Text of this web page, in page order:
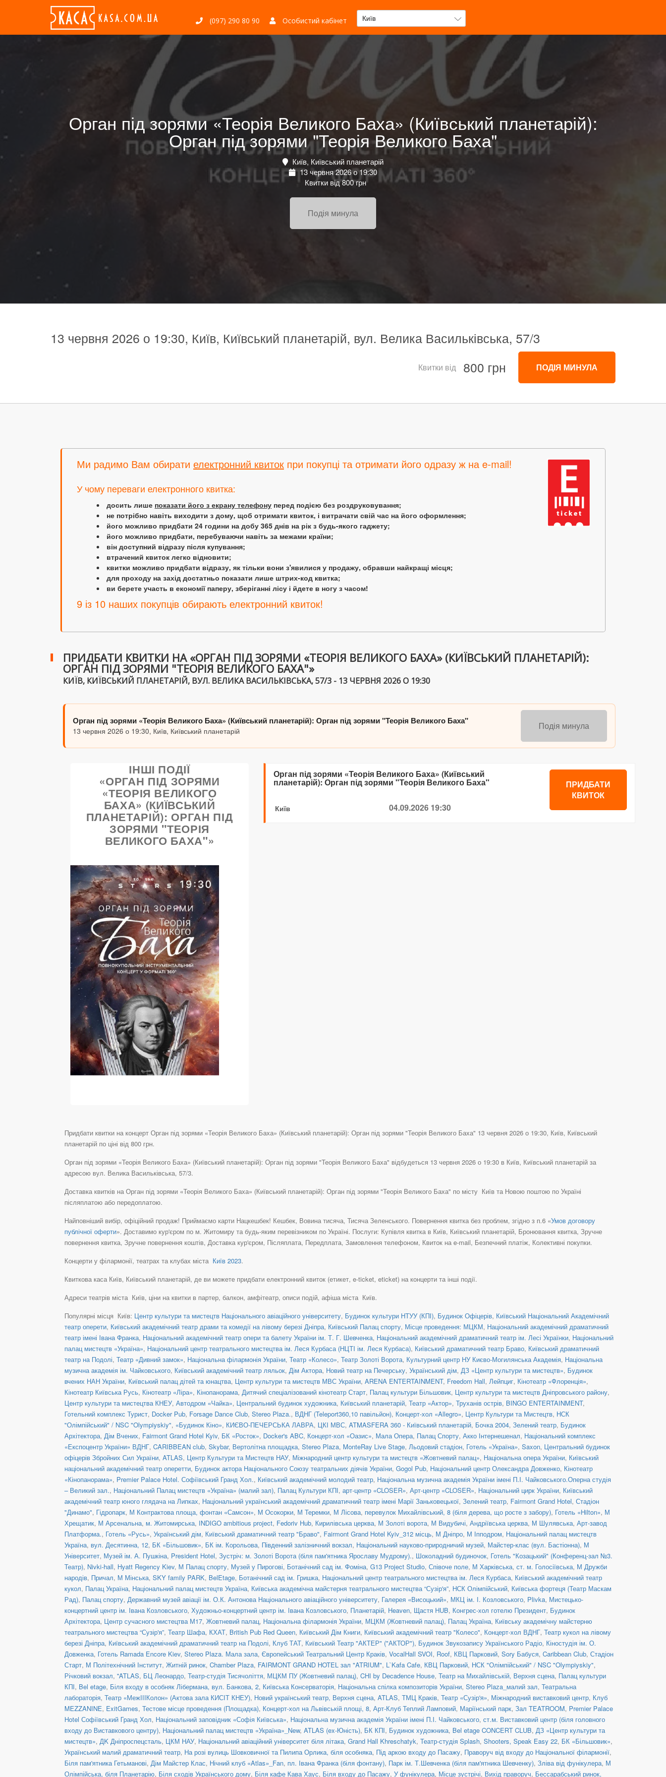
(097) 290 80 90 Особистий кабінет Київ
Орган під зорями «Теорія Великого Баха» (Київський планетарій):
Орган під зорями "Теорія Великого Баха"
Київ, Київський планетарій
13 червня 2026 о 19:30
Квитки від 800 грн
Подія минула
13 червня 2026 о 19:30, Київ, Київський планетарій, вул. Велика Васильківська, 57/3
Квитки від 800 грн ПОДІЯ МИНУЛА
Ми радимо Вам обирати електронний квиток при покупці та отримати його одразу ж на e-mail!
У чому переваги електронного квитка:
досить лише показати його з екрану телефону перед подією без роздруковування;
не потрібно навіть виходити з дому, щоб отримати квиток, і витрачати свій час на його оформлення;
його можливо придбати 24 години на добу 365 днів на рік з будь-якого гаджету;
його можливо придбати, перебуваючи навіть за межами країни;
він доступний відразу після купування;
втрачений квиток легко відновити;
квитки можливо придбати відразу, як тільки вони з'явилися у продажу, обравши найкращі місця;
для проходу на захід достатньо показати лише штрих-код квитка;
ви берете участь в економії паперу, зберіганні лісу і йдете в ногу з часом!
9 із 10 наших покупців обирають електронний квиток!
ПРИДБАТИ КВИТКИ НА «ОРГАН ПІД ЗОРЯМИ «ТЕОРІЯ ВЕЛИКОГО БАХА» (КИЇВСЬКИЙ ПЛАНЕТАРІЙ):
ОРГАН ПІД ЗОРЯМИ "ТЕОРІЯ ВЕЛИКОГО БАХА"»
КИЇВ, КИЇВСЬКИЙ ПЛАНЕТАРІЙ, ВУЛ. ВЕЛИКА ВАСИЛЬКІВСЬКА, 57/3 - 13 ЧЕРВНЯ 2026 О 19:30
Орган під зорями «Теорія Великого Баха» (Київський планетарій): Орган під зорями "Теорія Великого Баха"
13 червня 2026 о 19:30, Київ, Київський планетарій Подія минула
ІНШІ ПОДІЇ
«ОРГАН ПІД ЗОРЯМИ
«ТЕОРІЯ ВЕЛИКОГО
БАХА» (КИЇВСЬКИЙ
ПЛАНЕТАРІЙ): ОРГАН ПІД
ЗОРЯМИ "ТЕОРІЯ
ВЕЛИКОГО БАХА"»
Орган під зорями «Теорія Великого Баха» (Київський
планетарій): Орган під зорями "Теорія Великого Баха"
Київ 04.09.2026 19:30
ПРИДБАТИ
КВИТОК
Придбати квитки на концерт Орган під зорями «Теорія Великого Баха» (Київський планетарій): Орган під зорями "Теорія Великого Баха" 13 червня 2026 о 19:30, Київ, Київський
планетарій по ціні від 800 грн.
Орган під зорями «Теорія Великого Баха» (Київський планетарій): Орган під зорями "Теорія Великого Баха" відбудеться 13 червня 2026 о 19:30 в Київ, Київський планетарій за
адресою вул. Велика Васильківська, 57/3.
Доставка квитків на Орган під зорями «Теорія Великого Баха» (Київський планетарій): Орган під зорями "Теорія Великого Баха" по місту Київ та Новою поштою по Україні
післяплатою або передоплатою.
Найповніший вибір, офіційний продаж! Приймаємо карти Нацкешбек! Кешбек, Вовина тисяча, Тисяча Зеленського. Повернення квитка без проблем, згідно з п.6 «Умов договору
публічної оферти». Доставимо кур'єром по м. Житомиру та будь-яким перевізником по Україні. Послуги: Купівля квитка в Київ, Київський планетарій, Бронювання квитка, Зручне
повернення квитка, Зручне повернення коштів, Доставка кур'єром, Післяплата, Передплата, Замовлення телефоном, Квиток на e-mail, Безпечний платіж, Колективні покупки.
Концерти у філармонії, театрах та клубах міста Київ 2023.
Квиткова каса Київ, Київський планетарій, де ви можете придбати електронний квиток (етикет, e-ticket, eticket) на концерти та інші події.
Адреси театрів міста Київ, ціни на квитки в партер, балкон, амфітеатр, описи подій, афіша міста Київ.
Популярні місця Київ: Центр культури та мистецтв Національного авіаційного університету, Будинок культури НТУУ (КПІ), Будинок Офіцерів, Київський Національний Академічний
театр оперети, Київський академічний театр драми та комедії на лівому березі Дніпра, Київський Палац спорту, Місце проведення: МЦКМ, Національний академічний драматичний
театр імені Івана Франка, Національний академічний театр опери та балету України ім. Т. Г. Шевченка, Національний академічний драматичний театр ім. Лесі Українки, Національний
палац мистецтв «Україна», Національний центр театрального мистецтва ім. Леся Курбаса (НЦТІ ім. Леся Курбаса), Київський драматичний театр Браво, Київський драматичний
театр на Подолі, Театр «Дивний замок», Національна філармонія України, Театр «Колесо», Театр Золоті Ворота, Культурний центр НУ Києво-Могилянська Академія, Національна
музична академія ім. Чайковського, Київський академічний театр ляльок, Дім Актора, Новий театр на Печерську, Український дім, ДЗ «Центр культури та мистецтв», Будинок
вчених НАН України, Київський палац дітей та юнацтва, Центр культури та мистецтв МВС України, ARENA ENTERTAINMENT, Freedom Hall, Лейпциг, Кінотеатр «Флоренція»,
Кінотеатр Київська Русь, Кінотеатр «Ліра», Кінопанорама, Дитячий спеціалізований кінотеатр Старт, Палац культури Більшовик, Центр культури та мистецтв Дніпровського району,
Центр культури та мистецтва КНЕУ, Автодром «Чайка», Центральний будинок художника, Київський планетарій, Театр «Актор», Труханів острів, BINGO ENTERTAINMENT,
Готельний комплекс Турист, Docker Pub, Forsage Dance Club, Stereo Plaza., ВДНГ (Teleport360,10 павільйон), Концерт-хол «Allegro», Центр Культури та Мистецтв, НСК
"Олімпійський" / NSC "Olympiyskiy", «Будинок Кіно», КИЄВО-ПЕЧЕРСЬКА ЛАВРА, ЦКІ МВС, ATMASFERA 360 - Київський планетарій, Бочка 2004, Зелений театр, Будинок
Архітектора, Дім Вчених, Fairmont Grand Hotel Kyiv, БК «Росток», Docker's ABC, Концерт-хол «Оазис», Мала Опера, Палац Спорту, Акко Інтернешенал, Національний комплекс
«Експоцентр України» ВДНГ, CARIBBEAN club, Skybar, Вертолітна площадка, Stereo Plaza, MonteRay Live Stage, Льодовий стадіон, Готель «Україна», Saxon, Центральний будинок
офіцерів Збройних Сил України, ATLAS, Центр Культури та Мистецтв НАУ, Міжнародний центр культури та мистецтв «Жовтневий палац», Національна опера України, Київський
національний академічний театр оперетти, Будинок актора Національного Союзу театральних діячів України, Gogol Pub, Національний центр Олександра Довженко, Кінотеатр
«Кінопанорама», Premier Palace Hotel. Софіївський Гранд Хол., Київський академічний молодий театр, Національна музична академія України імені П.І. Чайковського.Оперна студія
– Великий зал., Національний Палац мистецтв «Україна» (малий зал), Палац Культури КПІ, арт-центр «CLOSER», Арт-центр «CLOSER», Національний цирк України, Київський
академічний театр юного глядача на Липках, Національний український академічний драматичний театр імені Марії Заньковецької, Зелений театр, Fairmont Grand Hotel, Стадіон
"Динамо", Гідропарк, М Контрактова площа, фонтан «Самсон», М Осокорки, М Теремки, М Лісова, перевулок Михайлівський, 8 (біля дерева, що росте з забору), Готель «Hilton», М
Хрещатик, М Арсенальна, м. Житомирська, INDIGO ambitious project, Fedoriv Hub, Кирилівська церква, М Золоті ворота, М Видубичі, Андріївська церква, М Шулявська, Арт-завод
Платформа., Готель «Русь», Український дім, Київський драматичний театр "Браво", Fairmont Grand Hotel Kyiv_312 місць, М Дніпро, М Іпподром, Національний палац мистецтв
Україна, вул. Десятинна, 12, БК «Більшовик», БК ім. Корольова, Південний залізничний вокзал, Національний науково-природничий музей, Майстер-клас (вул. Бастіонна), М
Університет, Музей ім. А. Пушкіна, President Hotel, Зустріч: м. Золоті Ворота (біля пам'ятника Ярославу Мудрому)., Шоколадний будиночок, Готель "Козацький" (Конференц-зал №3.
Театр), Nivki-hall, Hyatt Regency Kiev, М Палац спорту, Музей у Пирогові, Ботанічний сад ім. Фоміна, G13 Project Studio, Співоче поле, М Харківська, ст. м. Голосіївська, М Дружби
народів, Причал, М Мінська, SKY family PARK, BelEtage, Ботанічний сад ім. Гришка, Національний центр театрального мистецтва ім. Леся Курбаса, Київський академічний театр
кукол, Палац Україна, Національний палац мистецтв Україна, Київська академічна майстерня театрального мистецтва “Сузір'я”, НСК Олімпійський, Київська фортеця (Театр Маскам
Рад), Палац спорту, Державний музей авіації ім. О.К. Антонова Національного авіаційного університету, Галерея «Висоцький», МКЦ ім. І. Козловського, Plivka, Мистецько-
концертний центр ім. Івана Козловського, Художньо-концертний центр ім. Івана Козловського, Планетарій, Heaven, Щастя HUB, Конгрес-хол готелю Президент, Будинок
Архітектора, Центр сучасного мистецтва М17, Жовтневий палац, Національна філармонія України, МЦКМ (Жовтневий палац), Палац Україна, Київську академічну майстерню
театрального мистецтва “Сузір'я”, Театр Шафа, КХАТ, British Pub Red Queen, Київський Дім Книги, Київський академічний театр "Колесо", Концерт-хол ВДНГ, Театр кукол на лівому
березі Дніпра, Київський академічний драматичний театр на Подолі, Клуб ТАТ, Київський Театр "АКТЕР" ("АКТОР"), Будинок Звукозапису Українського Радіо, Кіностудія ім. О.
Довженка, Готель Ramada Encore Kiev, Stereo Plaza. Мала зала, Європейський Театральний Центр Краків, VocalHall SVOI, Roof, КВЦ Парковий, Sory Бабуся, Caribbean Club, Стадіон
Старт, М Політехнічний Інститут, Житній ринок, Chamber Plaza, FAIRMONT GRAND HOTEL зал "ATRIUM", L`Kafa Cafe, КВЦ Парковий, НСК "Олімпійський" / NSC "Olympiyskiy",
Річковий вокзал, ''ATLAS, БЦ Леонардо, Театр-студія Тисячоліття, МЦКМ ПУ (Жовтневий палац), CHI by Decadence House, Театр на Михайлівській, Верхня сцена, Палац культури
КПІ, Bel etage, Біля входу в особняк Лібермана, вул. Банкова, 2, Київська Консерваторія, Національна спілка композиторів України, Stereo Plaza_малий зал, Театральна
лабораторія, Театр «МежIIIКолон» (Актова зала КИСІТ КНЕУ), Новий український театр, Верхня сцена, ATLAS, ТМЦ Краків, Театр «Сузір'я», Міжнародний виставковий центр, Клуб
MEZZANINE, ExitGames, Тестове місце проведення (Площадка), Концерт-хол на Львівській площі, 8, Арт-Клуб Теплий Ламповий, Маріїнський парк, Зал TEATROOM, Premier Palace
Hotel Софіївський Гранд Хол, Національний заповідник «Софія Київська», Національна музична академія України імені П.І. Чайковського, ст.м. Виставковий центр (біля головного
входу до Виставкового центру), Національний палац мистецтв «Україна»_New, ATLAS (ex-Юність), БК КПІ, Будинок художника, Bel etage CONCERT CLUB, ДЗ «Центр культури та
мистецтв», ДK Дніпроспецсталь, ЦКМ НАУ, Національний авіаційний університет біля літака, Grand Hall Khreschatyk, Театр-студія Splash, Shooters, Speak Easy 22, БК «Більшовик»,
Український малий драматичний театр, На розі вулиць Шовковичної та Пилипа Орлика, біля особняка, Під аркою входу до Пасажу, Праворуч від входу до Національної філармонії,
Біля пам'ятника Гетьманові, Дім Майстер Клас, Нічний клуб «Atlas»_Fan, пл. Івана Франка (біля фонтану), Парк ім. Т.Шевченка (біля пам'ятника Шевченку), Зліва від фунікулера, М
Олімпійська, біля Планетарію, Біля сходів Українського дому, Біля кафе Кава Хаус, Біля входу до Пасажу, У фунікулера, Місце зустрічі, Вихід праворуч, Бессарабський ринок,